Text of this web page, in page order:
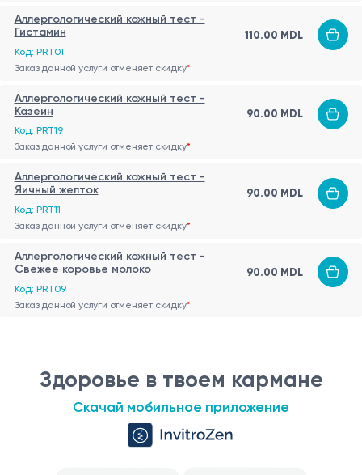
Аллергологический кожный тест -
Гистамин
Код: PRT01
110.00 MDL
Заказ данной услуги отменяет скидку*
Аллергологический кожный тест -
Казеин
Код: PRT19
90.00 MDL
Заказ данной услуги отменяет скидку*
Аллергологический кожный тест -
Яичный желток
Код: PRT11
90.00 MDL
Заказ данной услуги отменяет скидку*
Аллергологический кожный тест -
Свежее коровье молоко
Код: PRT09
90.00 MDL
Заказ данной услуги отменяет скидку*
Здоровье в твоем кармане
Скачай мобильное приложение